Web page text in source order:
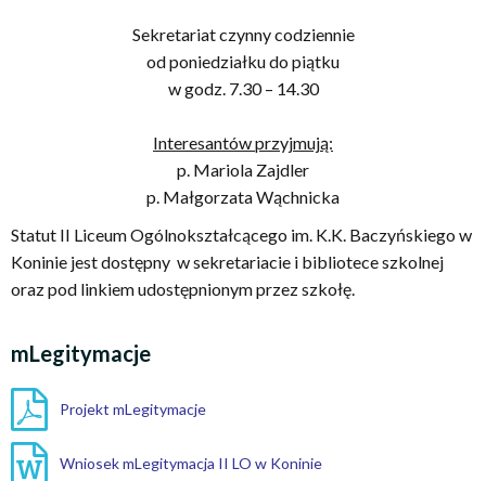
Sekretariat czynny codziennie
od poniedziałku do piątku
w godz. 7.30 – 14.30
Interesantów przyjmują:
p. Mariola Zajdler
p. Małgorzata Wąchnicka
Statut II Liceum Ogólnokształcącego im. K.K. Baczyńskiego w
Koninie jest dostępny w sekretariacie i bibliotece szkolnej
oraz pod linkiem udostępnionym przez szkołę.
mLegitymacje
Projekt mLegitymacje
Wniosek mLegitymacja II LO w Koninie